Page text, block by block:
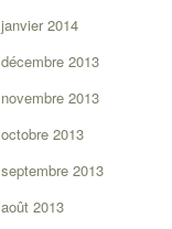
janvier 2014
décembre 2013
novembre 2013
octobre 2013
septembre 2013
août 2013